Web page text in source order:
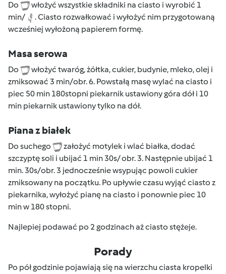
Do
włożyć wszystkie składniki na ciasto i wyrobić 1
min/
. Ciasto rozwałkować i wyłożyć nim przygotowaną
wcześniej wyłożoną papierem formę.
Masa serowa
Do
włożyć twaróg, żółtka, cukier, budynie, mleko, olej i
zmiksować 3 min/obr. 6. Powstałą masę wylać na ciasto i
piec 50 min 180stopni piekarnik ustawiony góra dół i 10
min piekarnik ustawiony tylko na dół.
Piana z białek
Do suchego
założyć motylek i wlać białka, dodać
szczyptę soli i ubijać 1 min 30s/ obr. 3. Następnie ubijać 1
min. 30s/obr. 3 jednocześnie wsypując powoli cukier
zmiksowany na początku. Po upływie czasu wyjąć ciasto z
piekarnika, wyłożyć pianę na ciasto i ponownie piec 10
min w 180 stopni.
Najlepiej podawać po 2 godzinach aż ciasto stężeje.
Porady
Po pół godzinie pojawiają się na wierzchu ciasta kropelki